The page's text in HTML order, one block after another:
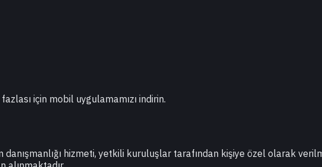
için mobil uygulamamızı indirin.
danışmanlığı hizmeti, yetkili kuruluşlar tarafından kişiye özel olarak